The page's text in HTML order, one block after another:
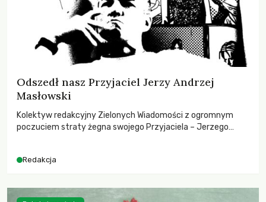
Odszedł nasz Przyjaciel Jerzy Andrzej
Masłowski
Kolektyw redakcyjny Zielonych Wiadomości z ogromnym
poczuciem straty żegna swojego Przyjaciela – Jerzego
Redakcja